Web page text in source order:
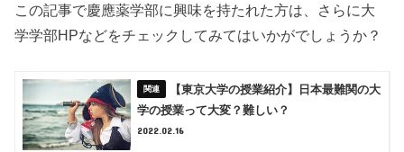
この記事で慶應薬学部に興味を持たれた方は、さらに大
学学部HPなどをチェックしてみてはいかがでしょうか？
【東京大学の授業紹介】日本最難関の大
学の授業って大変？難しい？
2022.02.16